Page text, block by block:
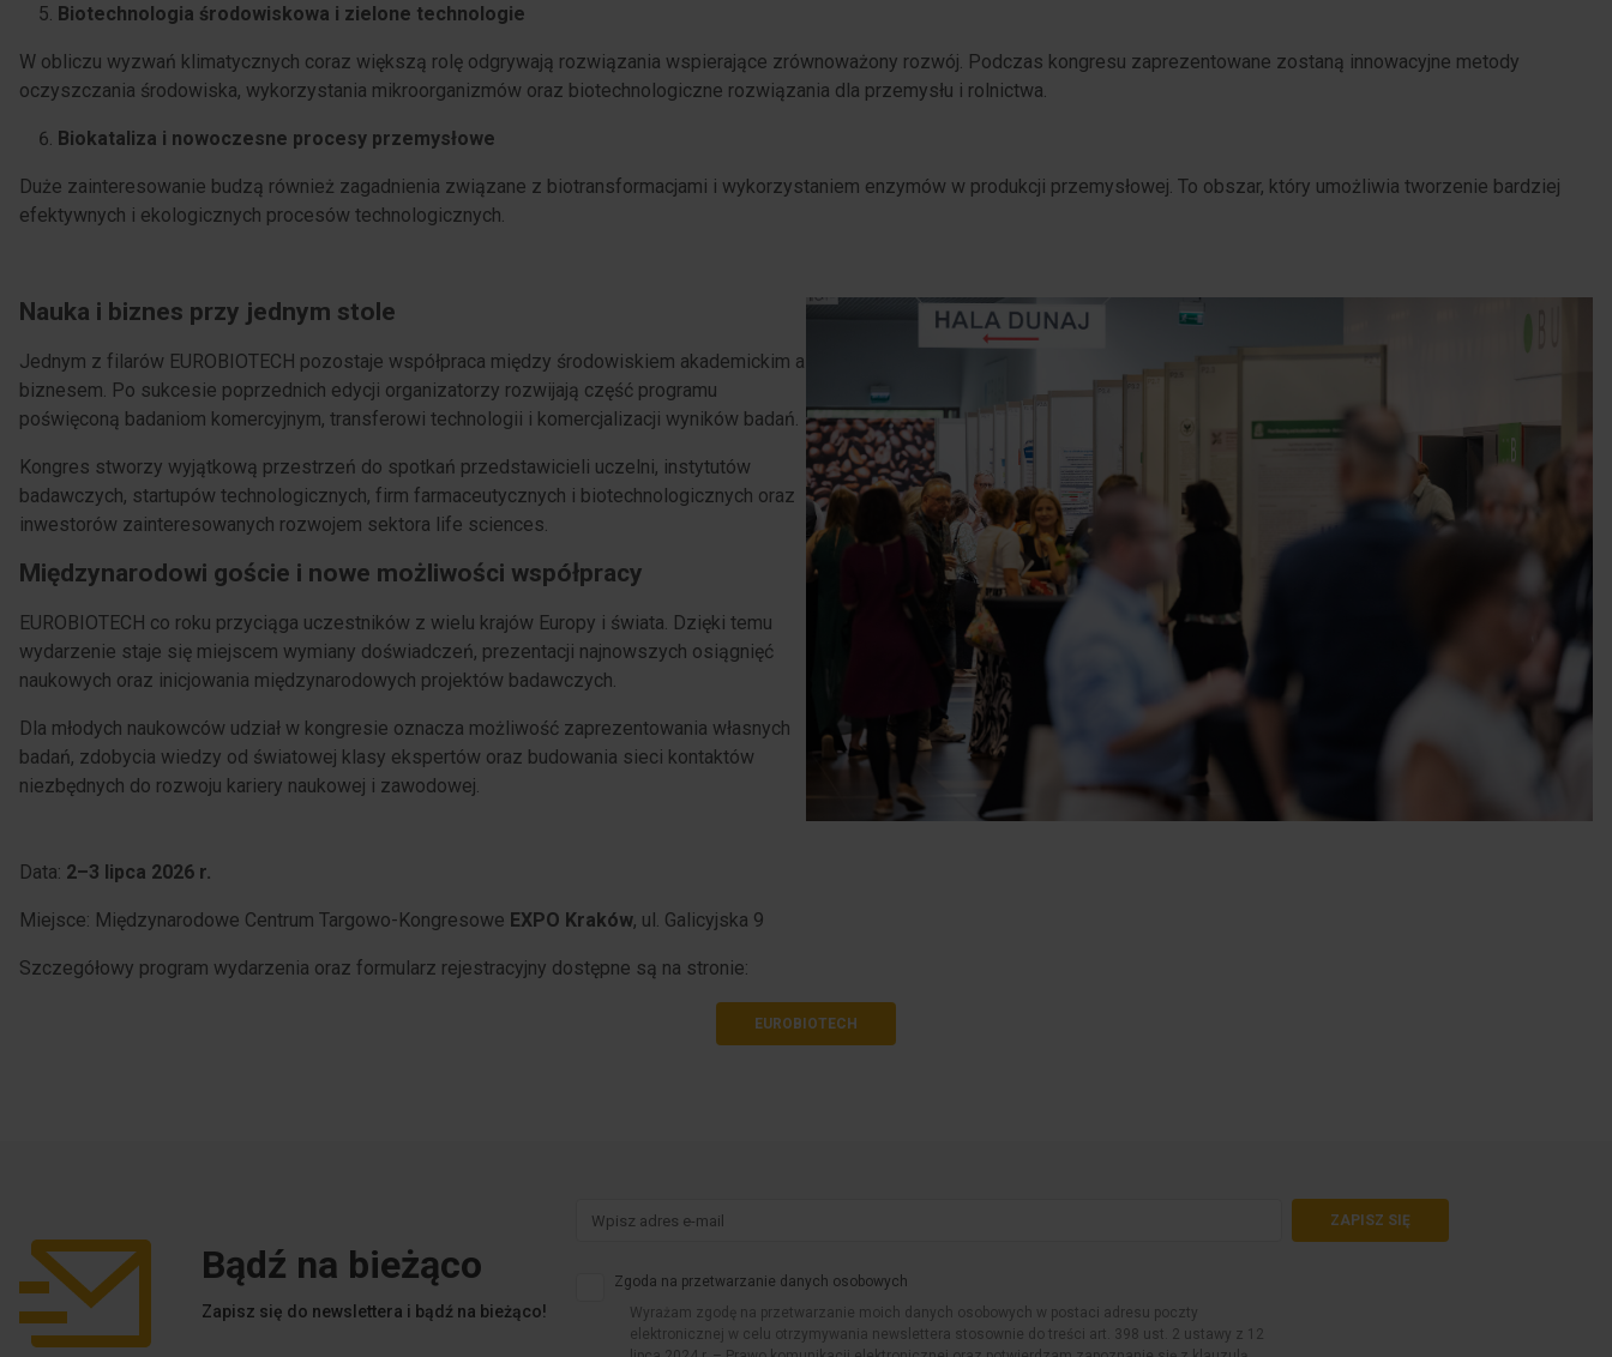
Biotechnologia środowiskowa i zielone technologie
W obliczu wyzwań klimatycznych coraz większą rolę odgrywają rozwiązania wspierające zrównoważony rozwój. Podczas kongresu zaprezentowane zostaną innowacyjne metody
oczyszczania środowiska, wykorzystania mikroorganizmów oraz biotechnologiczne rozwiązania dla przemysłu i rolnictwa.
Biokataliza i nowoczesne procesy przemysłowe
Duże zainteresowanie budzą również zagadnienia związane z biotransformacjami i wykorzystaniem enzymów w produkcji przemysłowej. To obszar, który umożliwia tworzenie bardziej
efektywnych i ekologicznych procesów technologicznych.
Nauka i biznes przy jednym stole
Jednym z filarów EUROBIOTECH pozostaje współpraca między środowiskiem akademickim a
biznesem. Po sukcesie poprzednich edycji organizatorzy rozwijają część programu
poświęconą badaniom komercyjnym, transferowi technologii i komercjalizacji wyników badań.
Kongres stworzy wyjątkową przestrzeń do spotkań przedstawicieli uczelni, instytutów
badawczych, startupów technologicznych, firm farmaceutycznych i biotechnologicznych oraz
inwestorów zainteresowanych rozwojem sektora life sciences.
Międzynarodowi goście i nowe możliwości współpracy
EUROBIOTECH co roku przyciąga uczestników z wielu krajów Europy i świata. Dzięki temu
wydarzenie staje się miejscem wymiany doświadczeń, prezentacji najnowszych osiągnięć
naukowych oraz inicjowania międzynarodowych projektów badawczych.
Dla młodych naukowców udział w kongresie oznacza możliwość zaprezentowania własnych
badań, zdobycia wiedzy od światowej klasy ekspertów oraz budowania sieci kontaktów
niezbędnych do rozwoju kariery naukowej i zawodowej.
Data: 2–3 lipca 2026 r.
Miejsce: Międzynarodowe Centrum Targowo-Kongresowe EXPO Kraków, ul. Galicyjska 9
Szczegółowy program wydarzenia oraz formularz rejestracyjny dostępne są na stronie:
EUROBIOTECH
Bądź na bieżąco
Zapisz się do newslettera i bądź na bieżąco!
Zgoda na przetwarzanie danych osobowych
Wyrażam zgodę na przetwarzanie moich danych osobowych w postaci adresu poczty
elektronicznej w celu otrzymywania newslettera stosownie do treści art. 398 ust. 2 ustawy z 12
ZAPISZ SIĘ